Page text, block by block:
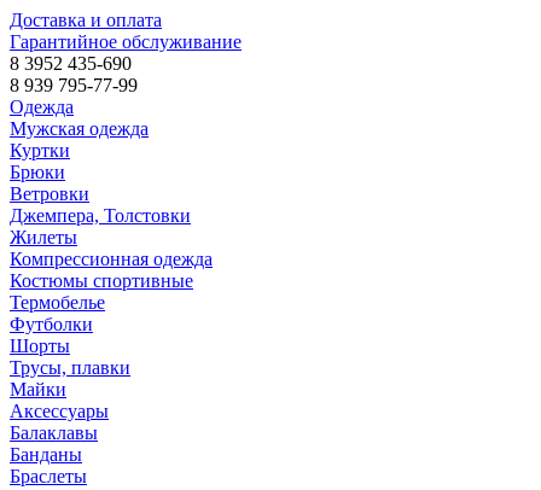
Доставка и оплата
Гарантийное обслуживание
8 3952 435-690
8 939 795-77-99
Одежда
Мужская одежда
Куртки
Брюки
Ветровки
Джемпера, Толстовки
Жилеты
Компрессионная одежда
Костюмы спортивные
Термобелье
Футболки
Шорты
Трусы, плавки
Майки
Аксессуары
Балаклавы
Банданы
Браслеты